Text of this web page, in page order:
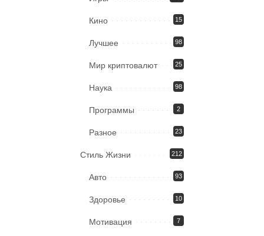
Кино 15
Лучшее 98
Мир криптовалют 25
Наука 98
Программы 2
Разное 23
Стиль Жизни 212
Авто 93
Здоровье 10
Мотивация 7